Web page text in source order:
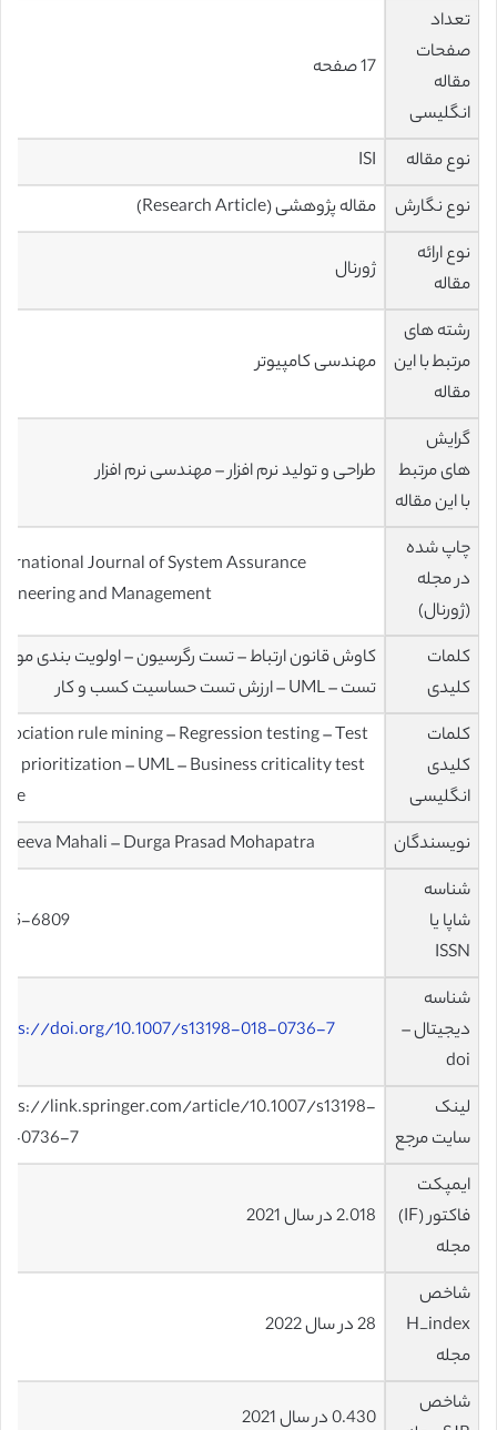
تعداد
صفحات
مقاله
انگلیسی
17 صفحه
نوع مقاله
ISI
نوع نگارش
مقاله پژوهشی (Research Article)
نوع ارائه
مقاله
ژورنال
رشته های
مرتبط با این
مقاله
مهندسی کامپیوتر
گرایش
های مرتبط
با این مقاله
طراحی و تولید نرم افزار – مهندسی نرم افزار
چاپ شده
در مجله
(ژورنال)
Journal of System Assurance
and Management
کلمات
کلیدی
کاوش قانون ارتباط – تست رگرسیون – اولویت بندی مورد
تست – UML – ارزش تست حساسیت کسب و کار
کلمات
کلیدی
انگلیسی
rule mining – Regression testing – Test
prioritization – UML – Business criticality test
نویسندگان
Mahali – Durga Prasad Mohapatra
شناسه
شاپا یا
ISSN
6809
شناسه
دیجیتال –
doi
doi.org/10.1007/s13198-018-0736-7
لینک
سایت مرجع
link.springer.com/article/10.1007/s13198-
0736-7
ایمپکت
فاکتور (IF)
مجله
2.018 در سال 2021
شاخص
H_index
مجله
28 در سال 2022
شاخص
0.430 در سال 2021